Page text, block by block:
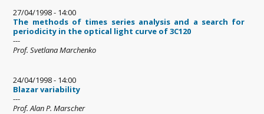
27/04/1998 - 14:00
The methods of times series analysis and a search for
periodicity in the optical light curve of 3C120
---
Prof. Svetlana Marchenko
24/04/1998 - 14:00
Blazar variability
---
Prof. Alan P. Marscher